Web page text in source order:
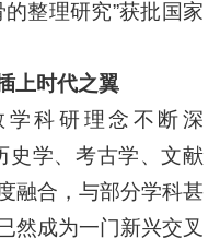
整理研究”获批国家
上时代之翼
科研理念不断深
史学、考古学、文献
融合，与部分学科甚
然成为一门新兴交叉